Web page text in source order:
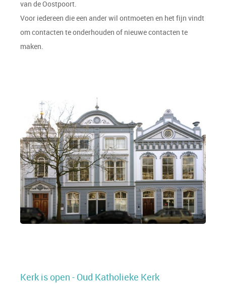
van de Oostpoort.
Voor iedereen die een ander wil ontmoeten en het fijn vindt
om contacten te onderhouden of nieuwe contacten te
maken.
Kerk is open - Oud Katholieke Kerk